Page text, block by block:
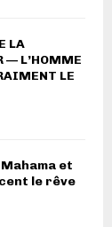
LA
— L’HOMME
LE
Mahama et
le rêve